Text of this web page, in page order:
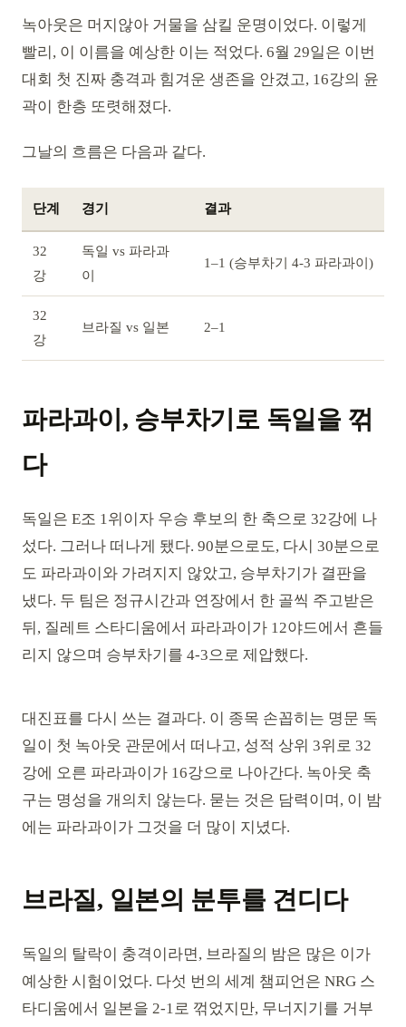
녹아웃은 머지않아 거물을 삼킬 운명이었다. 이렇게
빨리, 이 이름을 예상한 이는 적었다. 6월 29일은 이번
대회 첫 진짜 충격과 힘겨운 생존을 안겼고, 16강의 윤
곽이 한층 또렷해졌다.
그날의 흐름은 다음과 같다.
단계 경기 결과
32
강
독일 vs 파라과
이
1–1 (승부차기 4-3 파라과이)
32
강
브라질 vs 일본 2–1
파라과이, 승부차기로 독일을 꺾
다
독일은 E조 1위이자 우승 후보의 한 축으로 32강에 나
섰다. 그러나 떠나게 됐다. 90분으로도, 다시 30분으로
도 파라과이와 가려지지 않았고, 승부차기가 결판을
냈다. 두 팀은 정규시간과 연장에서 한 골씩 주고받은
뒤, 질레트 스타디움에서 파라과이가 12야드에서 흔들
리지 않으며 승부차기를 4-3으로 제압했다.
대진표를 다시 쓰는 결과다. 이 종목 손꼽히는 명문 독
일이 첫 녹아웃 관문에서 떠나고, 성적 상위 3위로 32
강에 오른 파라과이가 16강으로 나아간다. 녹아웃 축
구는 명성을 개의치 않는다. 묻는 것은 담력이며, 이 밤
에는 파라과이가 그것을 더 많이 지녔다.
브라질, 일본의 분투를 견디다
독일의 탈락이 충격이라면, 브라질의 밤은 많은 이가
예상한 시험이었다. 다섯 번의 세계 챔피언은 NRG 스
타디움에서 일본을 2-1로 꺾었지만, 무너지기를 거부